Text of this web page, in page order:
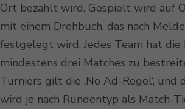
Ort bezahlt wird. Gespielt wird auf
mit einem Drehbuch, das nach
festgelegt wird. Jedes Team hat die
mindestens drei Matches zu
Turniers gilt die ‚No Ad-Regel‘,
wird je nach Rundentyp als Match-